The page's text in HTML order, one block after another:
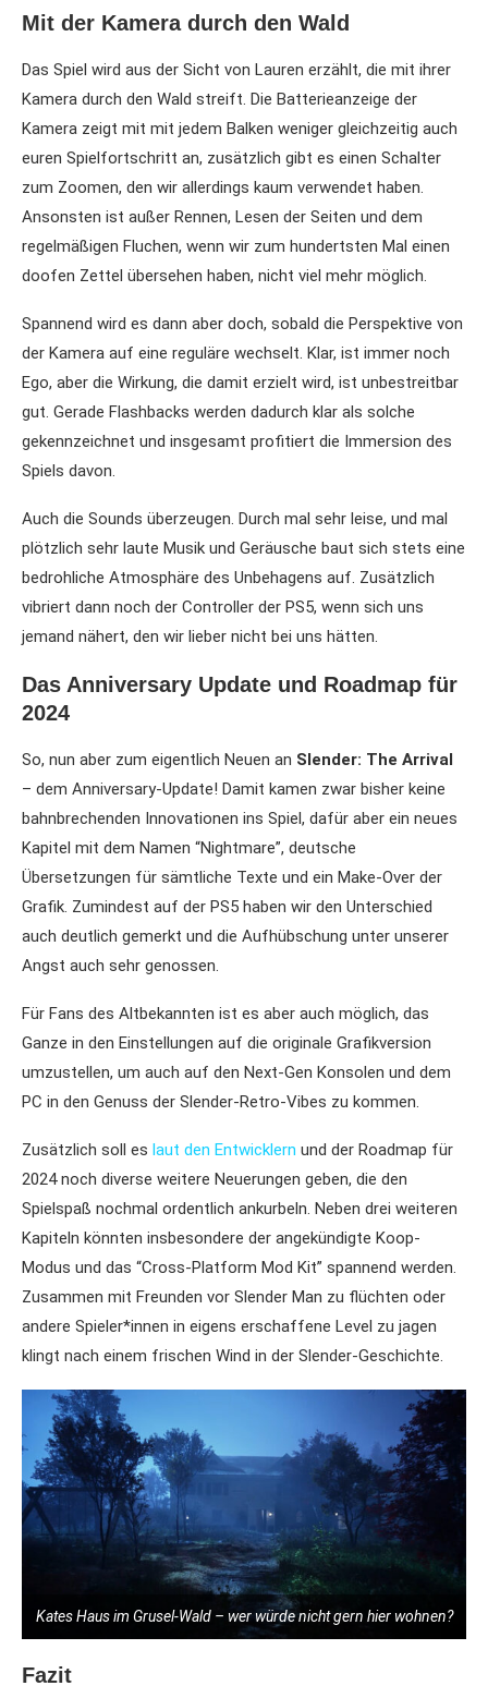
Mit der Kamera durch den Wald
Das Spiel wird aus der Sicht von Lauren erzählt, die mit ihrer
Kamera durch den Wald streift. Die Batterieanzeige der
Kamera zeigt mit mit jedem Balken weniger gleichzeitig auch
euren Spielfortschritt an, zusätzlich gibt es einen Schalter
zum Zoomen, den wir allerdings kaum verwendet haben.
Ansonsten ist außer Rennen, Lesen der Seiten und dem
regelmäßigen Fluchen, wenn wir zum hundertsten Mal einen
doofen Zettel übersehen haben, nicht viel mehr möglich.
Spannend wird es dann aber doch, sobald die Perspektive von
der Kamera auf eine reguläre wechselt. Klar, ist immer noch
Ego, aber die Wirkung, die damit erzielt wird, ist unbestreitbar
gut. Gerade Flashbacks werden dadurch klar als solche
gekennzeichnet und insgesamt profitiert die Immersion des
Spiels davon.
Auch die Sounds überzeugen. Durch mal sehr leise, und mal
plötzlich sehr laute Musik und Geräusche baut sich stets eine
bedrohliche Atmosphäre des Unbehagens auf. Zusätzlich
vibriert dann noch der Controller der PS5, wenn sich uns
jemand nähert, den wir lieber nicht bei uns hätten.
Das Anniversary Update und Roadmap für
2024
So, nun aber zum eigentlich Neuen an Slender: The Arrival
– dem Anniversary-Update! Damit kamen zwar bisher keine
bahnbrechenden Innovationen ins Spiel, dafür aber ein neues
Kapitel mit dem Namen “Nightmare”, deutsche
Übersetzungen für sämtliche Texte und ein Make-Over der
Grafik. Zumindest auf der PS5 haben wir den Unterschied
auch deutlich gemerkt und die Aufhübschung unter unserer
Angst auch sehr genossen.
Für Fans des Altbekannten ist es aber auch möglich, das
Ganze in den Einstellungen auf die originale Grafikversion
umzustellen, um auch auf den Next-Gen Konsolen und dem
PC in den Genuss der Slender-Retro-Vibes zu kommen.
Zusätzlich soll es laut den Entwicklern und der Roadmap für
2024 noch diverse weitere Neuerungen geben, die den
Spielspaß nochmal ordentlich ankurbeln. Neben drei weiteren
Kapiteln könnten insbesondere der angekündigte Koop-
Modus und das “Cross-Platform Mod Kit” spannend werden.
Zusammen mit Freunden vor Slender Man zu flüchten oder
andere Spieler*innen in eigens erschaffene Level zu jagen
klingt nach einem frischen Wind in der Slender-Geschichte.
Kates Haus im Grusel-Wald – wer würde nicht gern hier wohnen?
Fazit